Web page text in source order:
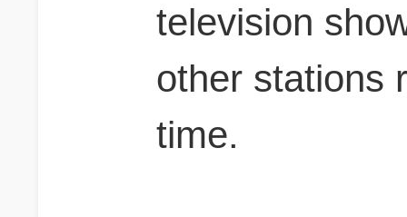
television
other stations
time.